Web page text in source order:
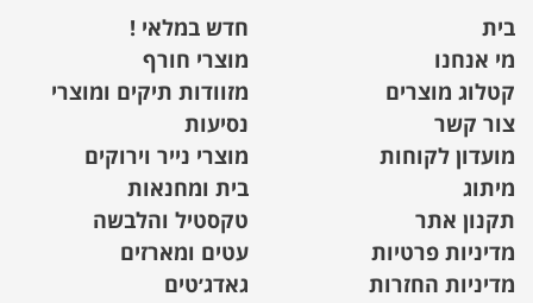
בית
מי אנחנו
קטלוג מוצרים
צור קשר
מועדון לקוחות
מיתוג
תקנון אתר
מדיניות פרטיות
מדיניות החזרות
חדש במלאי !
מוצרי חורף
מזוודות תיקים ומוצרי
נסיעות
מוצרי נייר וירוקים
בית ומחנאות
טקסטיל והלבשה
עטים ומארזים
גאדג׳טים